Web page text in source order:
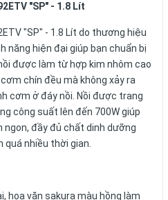
"SP" - 1.8 Lít
"SP" - 1.8 Lít do thương hiệu
năng hiện đại giúp bạn chuẩn bị
được làm từ hợp kim nhôm cao
chín đều mà không xảy ra
cơm ở đáy nồi. Nồi được trang
công suất lên đến 700W giúp
ngon, đầy đủ chất dinh dưỡng
quá nhiều thời gian.
hoa văn sakura màu hồng làm